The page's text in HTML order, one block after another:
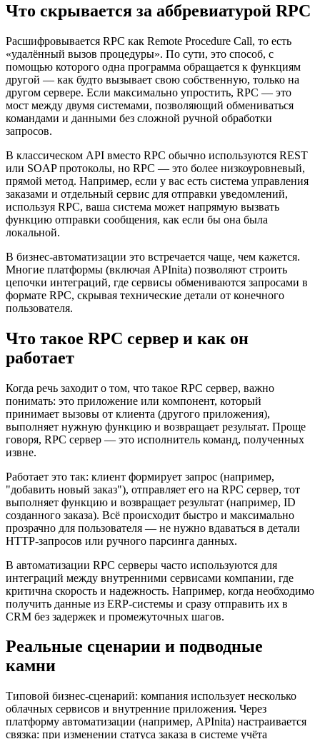
Что скрывается за аббревиатурой RPC
Расшифровывается RPC как Remote Procedure Call, то есть
«удалённый вызов процедуры». По сути, это способ, с
помощью которого одна программа обращается к функциям
другой — как будто вызывает свою собственную, только на
другом сервере. Если максимально упростить, RPC — это
мост между двумя системами, позволяющий обмениваться
командами и данными без сложной ручной обработки
запросов.
В классическом API вместо RPC обычно используются REST
или SOAP протоколы, но RPC — это более низкоуровневый,
прямой метод. Например, если у вас есть система управления
заказами и отдельный сервис для отправки уведомлений,
используя RPC, ваша система может напрямую вызвать
функцию отправки сообщения, как если бы она была
локальной.
В бизнес-автоматизации это встречается чаще, чем кажется.
Многие платформы (включая APInita) позволяют строить
цепочки интеграций, где сервисы обмениваются запросами в
формате RPC, скрывая технические детали от конечного
пользователя.
Что такое RPC сервер и как он
работает
Когда речь заходит о том, что такое RPC сервер, важно
понимать: это приложение или компонент, который
принимает вызовы от клиента (другого приложения),
выполняет нужную функцию и возвращает результат. Проще
говоря, RPC сервер — это исполнитель команд, полученных
извне.
Работает это так: клиент формирует запрос (например,
"добавить новый заказ"), отправляет его на RPC сервер, тот
выполняет функцию и возвращает результат (например, ID
созданного заказа). Всё происходит быстро и максимально
прозрачно для пользователя — не нужно вдаваться в детали
HTTP-запросов или ручного парсинга данных.
В автоматизации RPC серверы часто используются для
интеграций между внутренними сервисами компании, где
критична скорость и надежность. Например, когда необходимо
получить данные из ERP-системы и сразу отправить их в
CRM без задержек и промежуточных шагов.
Реальные сценарии и подводные
камни
Типовой бизнес-сценарий: компания использует несколько
облачных сервисов и внутренние приложения. Через
платформу автоматизации (например, APInita) настраивается
связка: при изменении статуса заказа в системе учёта